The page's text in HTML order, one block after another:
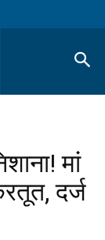
मां
दर्ज